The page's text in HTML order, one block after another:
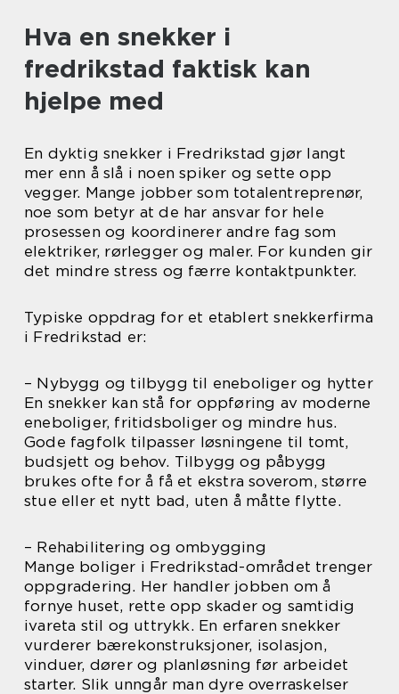
Hva en snekker i
fredrikstad faktisk kan
hjelpe med
En dyktig snekker i Fredrikstad gjør langt
mer enn å slå i noen spiker og sette opp
vegger. Mange jobber som totalentreprenør,
noe som betyr at de har ansvar for hele
prosessen og koordinerer andre fag som
elektriker, rørlegger og maler. For kunden gir
det mindre stress og færre kontaktpunkter.
Typiske oppdrag for et etablert snekkerfirma
i Fredrikstad er:
– Nybygg og tilbygg til eneboliger og hytter
En snekker kan stå for oppføring av moderne
eneboliger, fritidsboliger og mindre hus.
Gode fagfolk tilpasser løsningene til tomt,
budsjett og behov. Tilbygg og påbygg
brukes ofte for å få et ekstra soverom, større
stue eller et nytt bad, uten å måtte flytte.
– Rehabilitering og ombygging
Mange boliger i Fredrikstad-området trenger
oppgradering. Her handler jobben om å
fornye huset, rette opp skader og samtidig
ivareta stil og uttrykk. En erfaren snekker
vurderer bærekonstruksjoner, isolasjon,
vinduer, dører og planløsning før arbeidet
starter. Slik unngår man dyre overraskelser